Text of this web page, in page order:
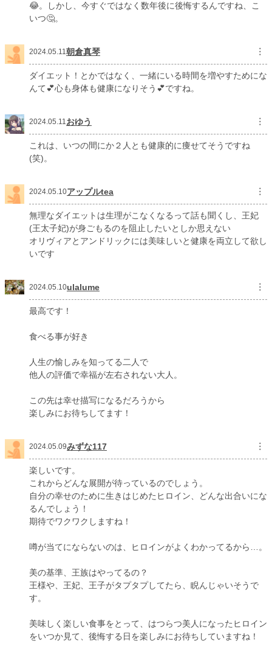
😂。しかし、今すぐではなく数年後に後悔するんですね、こ
いつ🤔。
2024.05.11朝倉真琴 ︙
ダイエット！とかではなく、一緒にいる時間を増やすためにな
んて💕心も身体も健康になりそう💕ですね。
2024.05.11おゆう ︙
これは、いつの間にか２人とも健康的に痩せてそうですね
(笑)。
2024.05.10アップルtea ︙
無理なダイエットは生理がこなくなるって話も聞くし、王妃
(王太子妃)が身ごもるのを阻止したいとしか思えない
オリヴィアとアンドリックには美味しいと健康を両立して欲し
いです
2024.05.10ulalume ︙
最高です！
食べる事が好き
人生の愉しみを知ってる二人で
他人の評価で幸福が左右されない大人。
この先は幸せ描写になるだろうから
楽しみにお待ちしてます！
2024.05.09みずな117 ︙
楽しいです。
これからどんな展開が待っているのでしょう。
自分の幸せのために生きはじめたヒロイン、どんな出合いにな
るんでしょう！
期待でワクワクしますね！
噂が当てにならないのは、ヒロインがよくわかってるから…。
美の基準、王族はやってるの？
王様や、王妃、王子がタプタプしてたら、睨んじゃいそうで
す。
美味しく楽しい食事をとって、はつらつ美人になったヒロイン
をいつか見て、後悔する日を楽しみにお待ちしていますね！